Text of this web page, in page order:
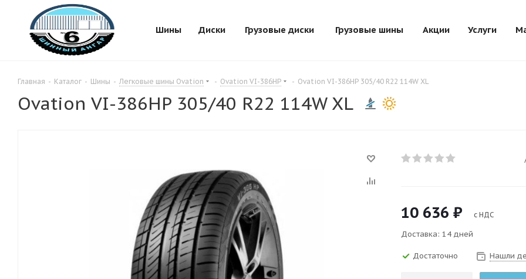
Шины Диски Грузовые диски Грузовые шины Акции Услуги
Главная - Каталог - Шины - Легковые шины Ovation - Ovation VI-386HP - Ovation VI-386HP 305/40 R22 114W XL
Ovation VI-386HP 305/40 R22 114W XL
10 636 ₽ с НДС
Доставка: 14 дней
Достаточно Нашли